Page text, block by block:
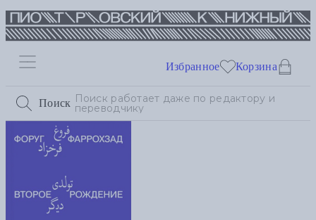
Поиск
Избранное Корзина